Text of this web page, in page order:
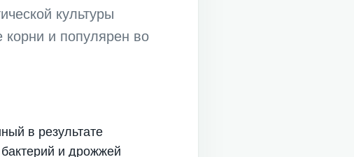
культуры
корни и популярен во
в результате
и дрожжей